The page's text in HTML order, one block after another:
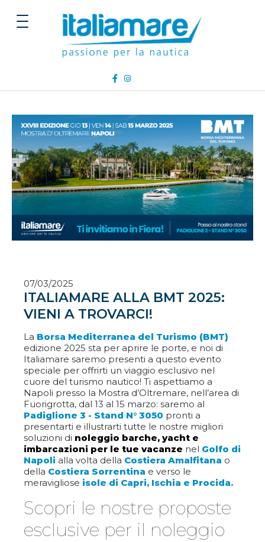
07/03/2025
ITALIAMARE ALLA BMT 2025:
VIENI A TROVARCI!
La Borsa Mediterranea del Turismo (BMT)
edizione 2025 sta per aprire le porte, e noi di
Italiamare saremo presenti a questo evento
speciale per offrirti un viaggio esclusivo nel
cuore del turismo nautico! Ti aspettiamo a
Napoli presso la Mostra d’Oltremare, nell’area di
Fuorigrotta, dal 13 al 15 marzo: saremo al
Padiglione 3 - Stand N° 3050 pronti a
presentarti e illustrarti tutte le nostre migliori
soluzioni di noleggio barche, yacht e
imbarcazioni per le tue vacanze nel Golfo di
Napoli alla volta della Costiera Amalfitana o
della Costiera Sorrentina e verso le
meravigliose isole di Capri, Ischia e Procida.
Scopri le nostre proposte
esclusive per il noleggio